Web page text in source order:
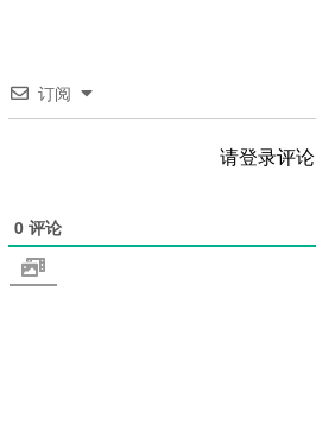
订阅
请登录评论
0 评论